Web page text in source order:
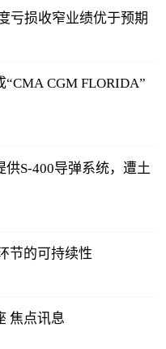
亏损收窄业绩优于预期
CGM FLORIDA”
S-400导弹系统，遭土
节的可持续性
焦点讯息